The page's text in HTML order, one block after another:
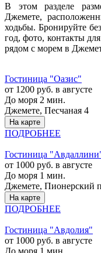
В этом разделе
Джемете,
ходьбы. Бронируйте
год, фото, контакты
рядом с морем в
Гостиница "Оазис"
от 1200 руб. в августе
До моря 2 мин.
Джемете, Песчаная 4
На карте
ПОДРОБНЕЕ
Гостиница
от 1000 руб. в августе
До моря 1 мин.
Джемете, Пионерский
На карте
ПОДРОБНЕЕ
Гостиница "Авдолия"
от 1000 руб. в августе
До моря 1 мин.